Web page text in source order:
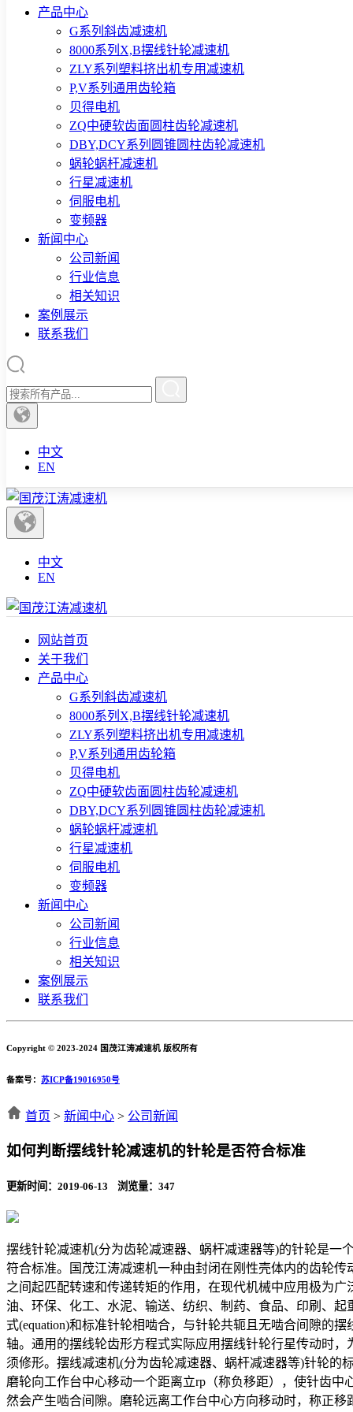
产品中心
G系列斜齿减速机
8000系列X,B摆线针轮减速机
ZLY系列塑料挤出机专用减速机
P,V系列通用齿轮箱
贝得电机
ZQ中硬软齿面圆柱齿轮减速机
DBY,DCY系列圆锥圆柱齿轮减速机
蜗轮蜗杆减速机
行星减速机
伺服电机
变频器
新闻中心
公司新闻
行业信息
相关知识
案例展示
联系我们
中文
EN
中文
EN
网站首页
关于我们
产品中心
G系列斜齿减速机
8000系列X,B摆线针轮减速机
ZLY系列塑料挤出机专用减速机
P,V系列通用齿轮箱
贝得电机
ZQ中硬软齿面圆柱齿轮减速机
DBY,DCY系列圆锥圆柱齿轮减速机
蜗轮蜗杆减速机
行星减速机
伺服电机
变频器
新闻中心
公司新闻
行业信息
相关知识
案例展示
联系我们
Copyright © 2023-2024 国茂江涛减速机 版权所有
备案号： 苏ICP备19016950号
首页 > 新闻中心 > 公司新闻
如何判断摆线针轮减速机的针轮是否符合标准
更新时间：2019-06-13 浏览量： 347
摆线针轮减速机(分为齿轮减速器、蜗杆减速器等)的针轮是一
符合标准。国茂江涛减速机一种由封闭在刚性壳体内的齿轮
之间起匹配转速和传递转矩的作用，在现代机械中应用极为
油、环保、化工、水泥、输送、纺织、制药、食品、印刷、
式(equation)和标准针轮相啮合，与针轮共轭且无啮合间隙的
轴。通用的摆线轮齿形方程式实际应用摆线针轮行星传动时
须修形。摆线减速机(分为齿轮减速器、蜗杆减速器等)针轮的
磨轮向工作台中心移动一个距离立rp（称负移距），使针齿
然会产生啮合间隙。磨轮远离工作台中心方向移动时，称正